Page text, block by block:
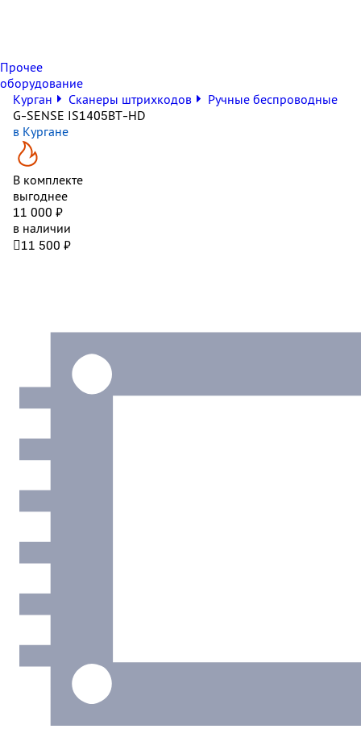
Прочее
оборудование
Курган
Сканеры штрихкодов
Ручные беспроводные
G-SENSE IS1405BT-HD
в Кургане
В комплекте
выгоднее
11 000 ₽
в наличии
11 500 ₽